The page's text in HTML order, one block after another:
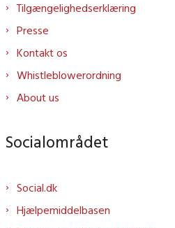
Tilgængelighedserklæring
Presse
Kontakt os
Whistleblowerordning
About us
Socialområdet
Social.dk
Hjælpemiddelbasen